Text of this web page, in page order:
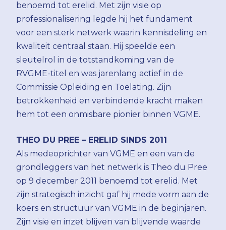
benoemd tot erelid. Met zijn visie op
professionalisering legde hij het fundament
voor een sterk netwerk waarin kennisdeling en
kwaliteit centraal staan. Hij speelde een
sleutelrol in de totstandkoming van de
RVGME-titel en was jarenlang actief in de
Commissie Opleiding en Toelating. Zijn
betrokkenheid en verbindende kracht maken
hem tot een onmisbare pionier binnen VGME.
THEO DU PREE – ERELID SINDS 2011
Als medeoprichter van VGME en een van de
grondleggers van het netwerk is Theo du Pree
op 9 december 2011 benoemd tot erelid. Met
zijn strategisch inzicht gaf hij mede vorm aan de
koers en structuur van VGME in de beginjaren.
Zijn visie en inzet blijven van blijvende waarde